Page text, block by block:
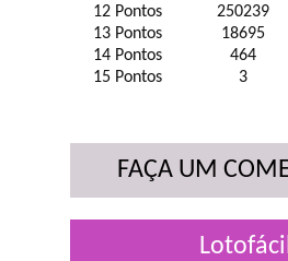
12 Pontos
250239
13 Pontos
18695
14 Pontos
464
15 Pontos
3
FAÇA UM